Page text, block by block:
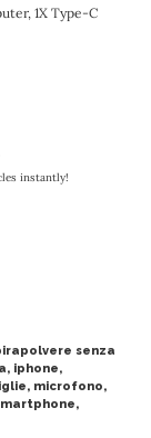
1X Type-C
instantly!
senza
, iphone,
, microfono,
,